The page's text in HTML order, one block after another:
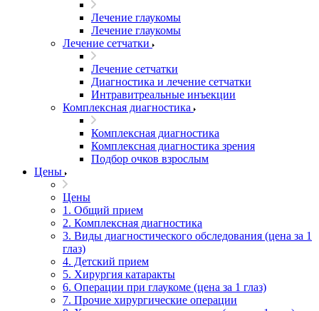
Лечение глаукомы
Лечение глаукомы
Лечение сетчатки
Лечение сетчатки
Диагностика и лечение сетчатки
Интравитреальные инъекции
Комплексная диагностика
Комплексная диагностика
Комплексная диагностика зрения
Подбор очков взрослым
Цены
Цены
1. Общий прием
2. Комплексная диагностика
3. Виды диагностического обследования (цена за 1
глаз)
4. Детский прием
5. Хирургия катаракты
6. Операции при глаукоме (цена за 1 глаз)
7. Прочие хирургические операции